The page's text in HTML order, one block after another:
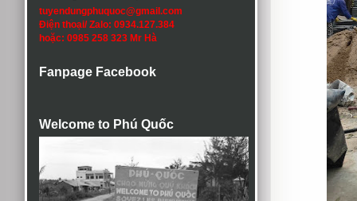
tuyendungphuquoc@gmail.com
Điện thoại/ Zalo: 0934.127.384
hoặc: 0985 258 323 Mr Hà
Fanpage Facebook
Welcome to Phú Quốc